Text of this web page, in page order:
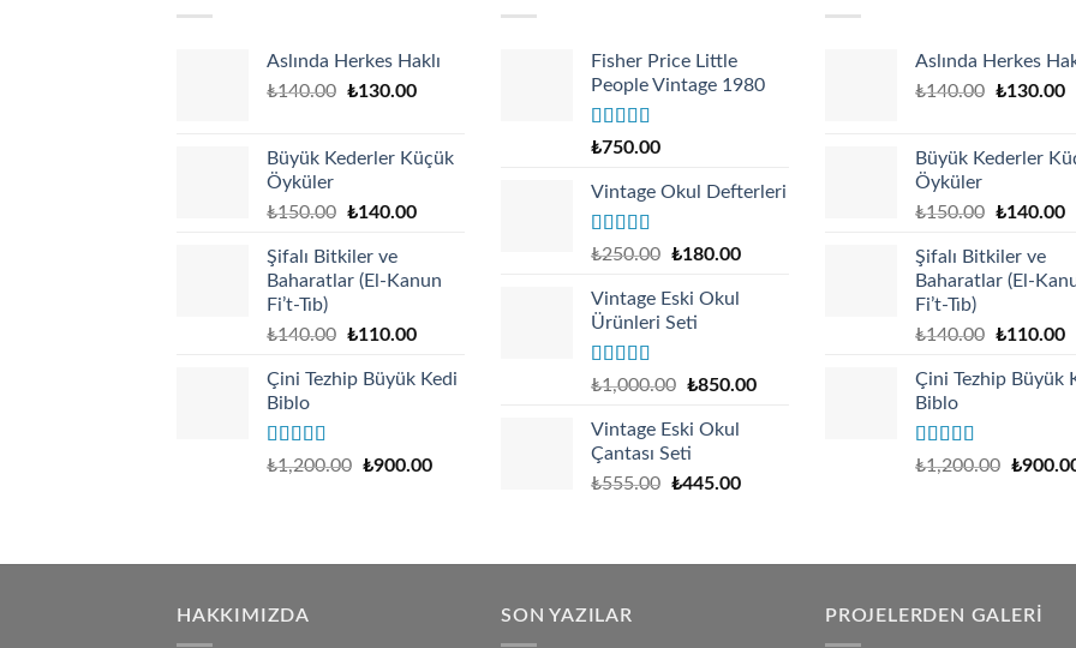
Aslında Herkes Haklı
₺140.00 Original
₺140.00.
₺130.00Current
₺130.00.
Büyük Kederler Küçük
Öyküler
₺150.00 Original
was:
₺150.00.
₺140.00Current
₺140.00.
Şifalı Bitkiler ve
Baharatlar (El-Kanun
Fi’t-Tıb)
₺140.00 Original
was:
₺110.00Current
is:
Çini Tezhip Büyük Kedi
Biblo
Rated5.00
₺1,200.00 ₺900.00
Fisher Price Little
People Vintage 1980
Rated4.67
₺750.00
Vintage Okul Defterleri
Rated
of 5
₺250.00 Original
was:
₺250.00.
₺180.00Current
Vintage Eski Okul
Ürünleri Seti
Rated
of 5
₺1,000.00 Original
was:
₺1,000.00.
₺850.00Current
Vintage Eski Okul
Çantası Seti
₺555.00 ₺445.00
Aslında Herkes
₺140.00 Original
₺140.00.
₺130.00
Büyük Kederler
Öyküler
₺150.00 Original
was:
₺150.00.
₺140.00
Şifalı Bitkiler ve
Baharatlar (El-
Fi’t-Tıb)
₺140.00 Original
was:
₺110.00
Çini Tezhip Büyük
Biblo
Rated5.00
₺1,200.00 ₺
HAKKIMIZDA
SON YAZILAR PROJELERDEN GALERİ